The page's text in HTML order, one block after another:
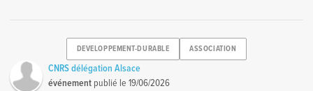
DEVELOPPEMENT-DURABLE ASSOCIATION
CNRS délégation Alsace
événement publié le19/06/2026